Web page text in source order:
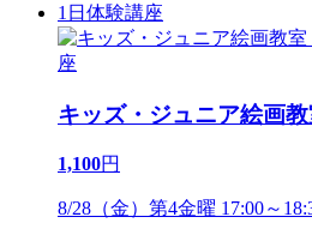
1日体験講座
キッズ・ジュニア絵画
1,100円
8/28（金）第4金曜 17:00～